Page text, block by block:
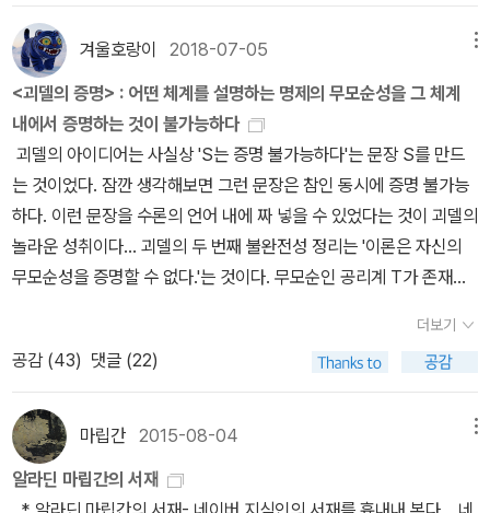
떤 내용을 담고 있을까? 후설이 생각하는 바는 매우 명료하다. 즉,
토대가 되는 학문이 확실해야 한다는 것이다. 만약 토대가 되는 학문
이 언제든 거짓으로 판명날 수 있는 판단들로 이루어진 체계라면, 그
학문을 기초로 해 세워진 또 다른 학문들의 체계 역시 위태로워지는
것은 너무도 분명하다... 그렇다면 어떤 학문이 토대의 기능을 할 수
있겠는가? 후설은 철학이 바로 그런 역할을 해야 하며, 또 할 수 있다
고 주장했다. 그것이 바로 후설의 학문적 꿈이기도 한 '엄밀한 학으로
서의 철학'이다. _ 박승억, <후설 & 하이데거 : 현상학, 철학의 위기를
돌파하라>, p56 후설은 제1차 세계대전을 통해 명확하게 드러난 이
서는 기존의 학문 체계를 재구성할 필요가 있고, 그 중심에 철학이 있
어야 한다고 보았다. 더 이상 의심할 수 없는 객관성 위에 세워진 새로
운 철학. 이것이 후설이 생각한 새로운 철학이며, 현상학이다. 철학
의 새로운 방법과 관련해서 후설은 먼저 '무전제성'이라는 이념을 내
세운다... 후설이 말하고자 했던 '무전제성'은 어떤 전제도 허용하지
않겠다는 뜻이 아니라 조금이라도 의심스러운 가정은 결코 전제로 삼
탐구되어온 바로 그 광학적 환영을 실행한다... 마지막으로 실재계로
부터는 라캉이 전제했던 것 말고는 아무것도 드러날 수 없다. 즉, 아무
것도 없다. 실재계는 상상계의 거울로도 상징계의 격자로도 포착할
수 없는 잔여물 또는 폐기물이다. 현대 정신분석학의 이러한 방법론
적 구분은 매체의 기술적 구분에 명백하게 일치한다. 모든 이론은 각
자의 역사적 선험성을 가진다.(p38) <축음기, 영화, 타자기> 中 프
리드리히 키틀러 (Friedrich Kittler, 1943 ~ 2011) <축음기, 영화,
타자기 Grammophon, Film, Typewriter>는 20세기 아날로그 기
술 매체들인 축음기, 영화, 타자기를 라캉(Jacques-Marie-Emile L
acan, 1901 ~ 1981)의 실재계, 상상계, 상징계로 대응시켜 이들을
해석한다. 따라서, <축음기, 영화, 타자기>를 읽기 전 라캉의 용어들
이 어떤 의미를 갖는지를 파악하는 것이 순서라 여겨지며, 이번 페이
n Subject: Between Language and Jouissance> 를 통해 내
용을 비교해보고, 21세기 매체 전망에 대해 살펴보고자 한다. 다른
사람들의 견해나 욕망은 담화를 통해서 우리 안으로 흘러들어온다.
무의식은 다른 사람들의 말, 다른 사람들의 대화, 그리고 다른 사람들
겨울호랑이 2018-07-05
<괴델의 증명> : 어떤 체계를 설명하는 명제의 무모순성을 그 체계
내에서 증명하는 것이 불가능하다
괴델의 아이디어는 사실상 'S는 증명 불가능하다'는 문장 S를 만드
는 것이었다. 잠깐 생각해보면 그런 문장은 참인 동시에 증명 불가능
하다. 이런 문장을 수론의 언어 내에 짜 넣을 수 있었다는 것이 괴델의
놀라운 성취이다... 괴델의 두 번째 불완전성 정리는 '이론은 자신의
무모순성을 증명할 수 없다.'는 것이다. 무모순인 공리계 T가 존재한
이면, 'T가 무모순이다'라는 문장은 (수론의 문장으로 부호화했을 때)
T로부터 증명할 수 없다는 것을 보였다. 따라서 'T가 무모순이다'라
는 문장은 참이면서도 증명불가능한 문장이다.(p259) <Mathemat
ics 2> 中 <괴델의 증명>은 괴델(Kurt Godel, 1906 ~ 1978)의
불완정성 정리(Godel's incompleteness theorems)을 일반인들
에게 소개한 책이다. 얇은 분량의 책이지만, 불완정성 정리의 전체적
더보기
공감 (43) 댓글 (22)
마립간 2015-08-04
알라딘 마립간의 서재